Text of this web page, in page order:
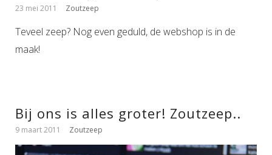
23 mei 2011 Zoutzeep
Teveel zeep? Nog even geduld, de webshop is in de
maak!
Bij ons is alles groter! Zoutzeep..
9 maart 2011 Zoutzeep